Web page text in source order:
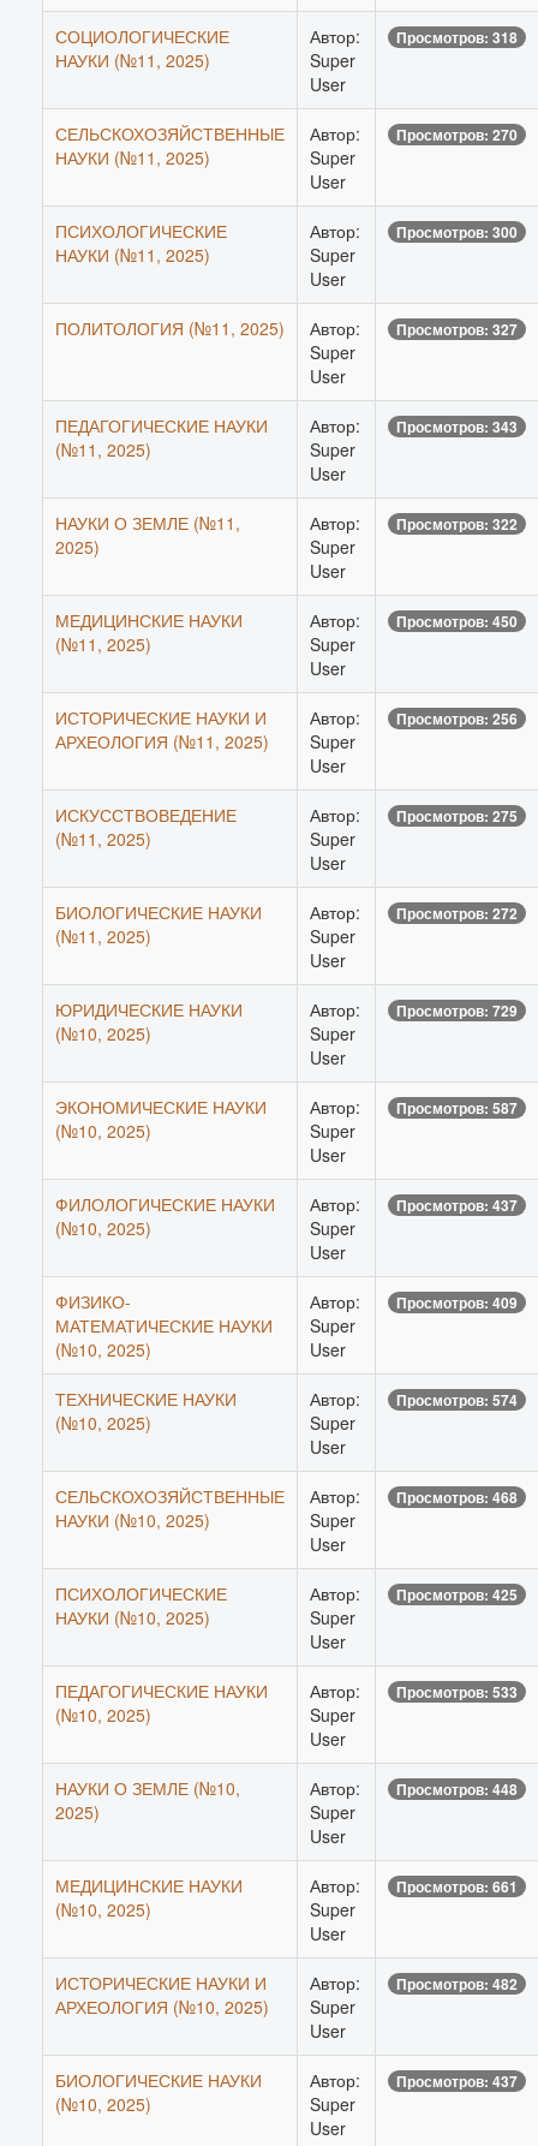
СОЦИОЛОГИЧЕСКИЕ
НАУКИ (№11, 2025)
Автор:
Super
User
Просмотров: 318
СЕЛЬСКОХОЗЯЙСТВЕННЫЕ
НАУКИ (№11, 2025)
Автор:
Super
User
Просмотров: 270
ПСИХОЛОГИЧЕСКИЕ
НАУКИ (№11, 2025)
Автор:
Super
User
Просмотров: 300
ПОЛИТОЛОГИЯ (№11, 2025)
Автор:
Super
User
Просмотров: 327
ПЕДАГОГИЧЕСКИЕ НАУКИ
(№11, 2025)
Автор:
Super
User
Просмотров: 343
НАУКИ О ЗЕМЛЕ (№11,
2025)
Автор:
Super
User
Просмотров: 322
МЕДИЦИНСКИЕ НАУКИ
(№11, 2025)
Автор:
Super
User
Просмотров: 450
ИСТОРИЧЕСКИЕ НАУКИ И
АРХЕОЛОГИЯ (№11, 2025)
Автор:
Super
User
Просмотров: 256
ИСКУССТВОВЕДЕНИЕ
(№11, 2025)
Автор:
Super
User
Просмотров: 275
БИОЛОГИЧЕСКИЕ НАУКИ
(№11, 2025)
Автор:
Super
User
Просмотров: 272
ЮРИДИЧЕСКИЕ НАУКИ
(№10, 2025)
Автор:
Super
User
Просмотров: 729
ЭКОНОМИЧЕСКИЕ НАУКИ
(№10, 2025)
Автор:
Super
User
Просмотров: 587
ФИЛОЛОГИЧЕСКИЕ НАУКИ
(№10, 2025)
Автор:
Super
User
Просмотров: 437
ФИЗИКО-
МАТЕМАТИЧЕСКИЕ НАУКИ
(№10, 2025)
Автор:
Super
User
Просмотров: 409
ТЕХНИЧЕСКИЕ НАУКИ
(№10, 2025)
Автор:
Super
User
Просмотров: 574
СЕЛЬСКОХОЗЯЙСТВЕННЫЕ
НАУКИ (№10, 2025)
Автор:
Super
User
Просмотров: 468
ПСИХОЛОГИЧЕСКИЕ
НАУКИ (№10, 2025)
Автор:
Super
User
Просмотров: 425
ПЕДАГОГИЧЕСКИЕ НАУКИ
(№10, 2025)
Автор:
Super
User
Просмотров: 533
НАУКИ О ЗЕМЛЕ (№10,
2025)
Автор:
Super
User
Просмотров: 448
МЕДИЦИНСКИЕ НАУКИ
(№10, 2025)
Автор:
Super
User
Просмотров: 661
ИСТОРИЧЕСКИЕ НАУКИ И
АРХЕОЛОГИЯ (№10, 2025)
Автор:
Super
User
Просмотров: 482
БИОЛОГИЧЕСКИЕ НАУКИ
(№10, 2025)
Автор:
Super
User
Просмотров: 437